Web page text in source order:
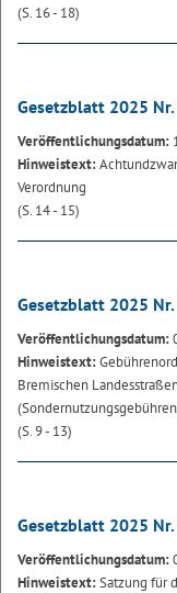
(S. 16 - 18)
Gesetzblatt 2025
Veröffentlichungsdatum:
Hinweistext:
Verordnung
(S. 14 - 15)
Gesetzblatt 2025 Nr.
Veröffentlichungsdatum:
Hinweistext:
Bremischen
(S. 9 - 13)
Gesetzblatt 2025 Nr.
Veröffentlichungsdatum:
Hinweistext:Satzung für